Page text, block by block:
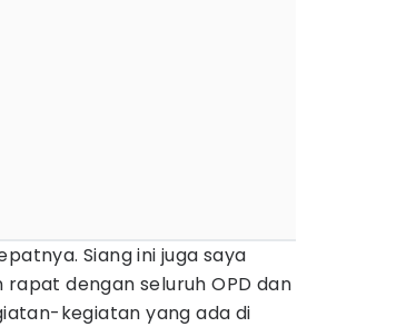
Siang ini juga saya
rapat dengan seluruh OPD dan
kegiatan yang ada di